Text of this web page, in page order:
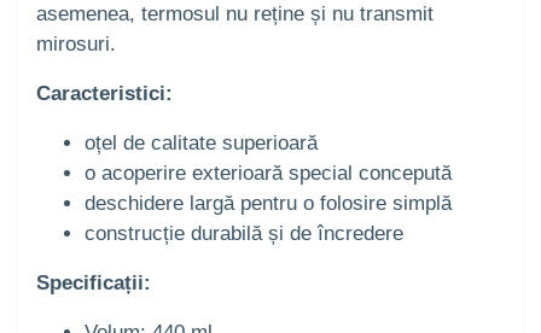
asemenea, termosul nu reține și nu transmit
mirosuri.
Caracteristici:
oțel de calitate superioară
o acoperire exterioară special concepută
deschidere largă pentru o folosire simplă
construcție durabilă și de încredere
Specificații: